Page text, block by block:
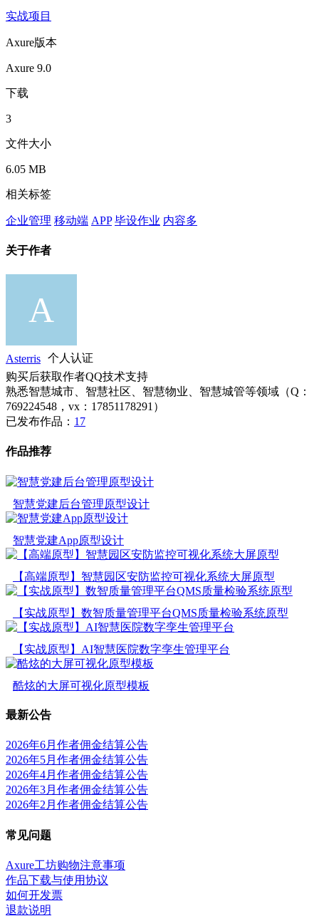
实战项目
Axure版本
Axure 9.0
下载
3
文件大小
6.05 MB
相关标签
企业管理 移动端 APP 毕设作业 内容多
关于作者
Asterris
个人认证
购买后获取作者QQ技术支持
熟悉智慧城市、智慧社区、智慧物业、智慧城管等领域（Q：
769224548，vx：17851178291）
已发布作品： 17
作品推荐
智慧党建后台管理原型设计
智慧党建App原型设计
【高端原型】智慧园区安防监控可视化系统大屏原型
【实战原型】数智质量管理平台QMS质量检验系统原型
【实战原型】AI智慧医院数字孪生管理平台
酷炫的大屏可视化原型模板
最新公告
2026年6月作者佣金结算公告
2026年5月作者佣金结算公告
2026年4月作者佣金结算公告
2026年3月作者佣金结算公告
2026年2月作者佣金结算公告
常见问题
Axure工坊购物注意事项
作品下载与使用协议
如何开发票
退款说明